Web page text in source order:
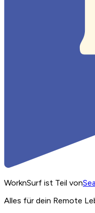
WorknSurf ist Teil von
Alles für dein Remote